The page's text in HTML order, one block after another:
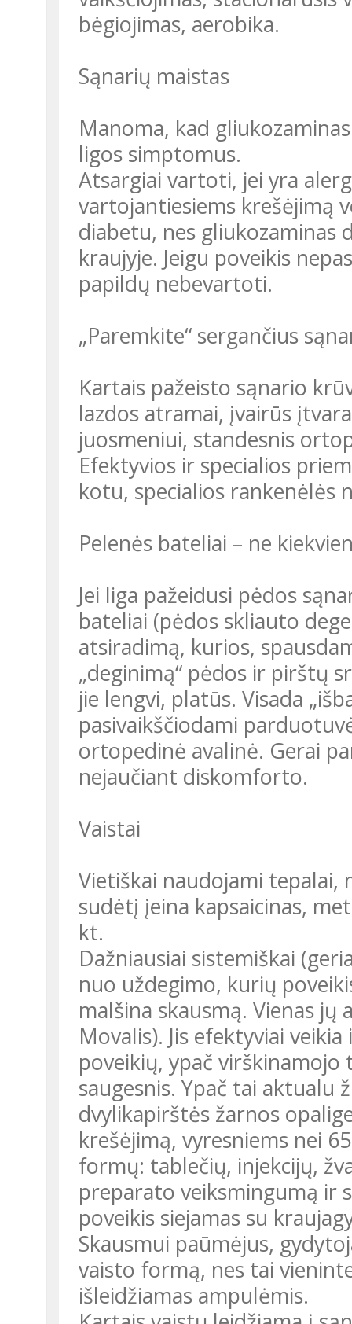
bėgiojimas, aerobika.
Sąnarių maistas
Manoma, kad
ligos simptomus.
Atsargiai vartoti, jei yra
vartojantiesiems krešėjimą
diabetu, nes gliukozaminas
kraujyje. Jeigu poveikis
papildų nebevartoti.
„Paremkite“ sergančius
Kartais pažeisto sąnario
lazdos atramai, įvairūs
juosmeniui, standesnis
Efektyvios ir specialios
kotu, specialios rankenėlės
Pelenės bateliai – ne
Jei liga pažeidusi pėdos
bateliai (pėdos skliauto
atsiradimą, kurios,
„deginimą“ pėdos ir pirštų
jie lengvi, platūs. Visada
pasivaikščiodami
ortopedinė avalinė. Gerai
nejaučiant diskomforto.
Vaistai
Vietiškai naudojami tepalai,
sudėtį įeina kapsaicinas,
kt.
Dažniausiai sistemiškai
nuo uždegimo, kurių
malšina skausmą. Vienas jų
Movalis). Jis efektyviai
poveikių, ypač
saugesnis. Ypač tai aktualu
dvylikapirštės žarnos
krešėjimą, vyresniems nei
formų: tablečių, injekcijų,
preparato veiksmingumą ir
poveikis siejamas su
Skausmui paūmėjus,
vaisto formą, nes tai
išleidžiamas ampulėmis.